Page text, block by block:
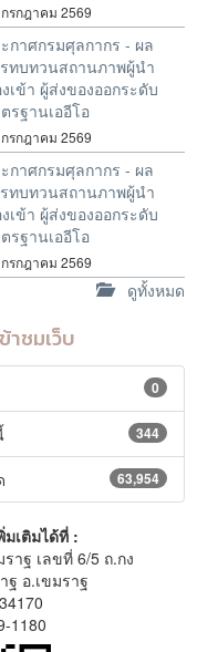
รกฎาคม 2569
กาศกรมศุลกากร - ผล
ทบทวนสถานภาพผู้นำ
เข้า ผู้ส่งของออกระดับ
รฐานเออีโอ
รกฎาคม 2569
กาศกรมศุลกากร - ผล
ทบทวนสถานภาพผู้นำ
เข้า ผู้ส่งของออกระดับ
รฐานเออีโอ
รกฎาคม 2569
ดูทั้งหมด
าชมเว็บ
0
344
63,954
เติมได้ที่ :
าฐ เลขที่ 6/5 ถ.กง
ฐ อ.เขมราฐ
1180